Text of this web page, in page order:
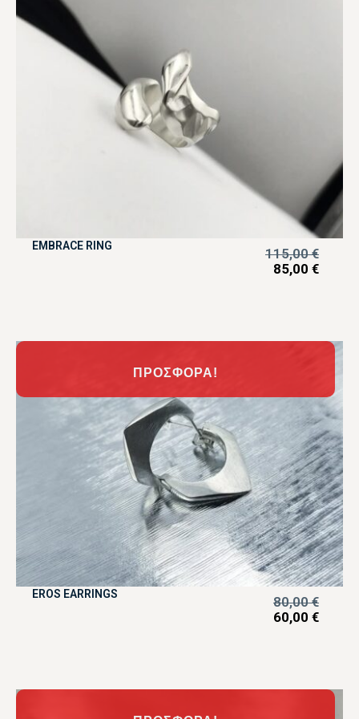
EMBRACE RING 115,00€
85,00 €
ΠΡΟΣΦΟΡΆ!
EROS EARRINGS 80,00€
60,00 €